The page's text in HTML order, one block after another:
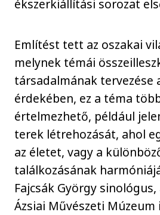
ékszerkiállítási sorozat
Említést tett az oszakai
melynek témái
társadalmának tervezése
érdekében, ez a téma
értelmezhető, például
terek létrehozását, ahol
az életet, vagy a
találkozásának
Fajcsák György
Ázsiai Művészeti Múzeum